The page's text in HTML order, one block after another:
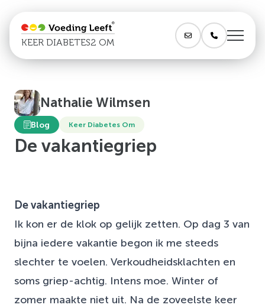
KEER DIABETES2 OM
Nathalie Wilmsen
Blog Keer Diabetes Om
De vakantiegriep
De vakantiegriep
Ik kon er de klok op gelijk zetten. Op dag 3 van
bijna iedere vakantie begon ik me steeds
slechter te voelen. Verkoudheidsklachten en
soms griep-achtig. Intens moe. Winter of
zomer maakte niet uit. Na de zoveelste keer